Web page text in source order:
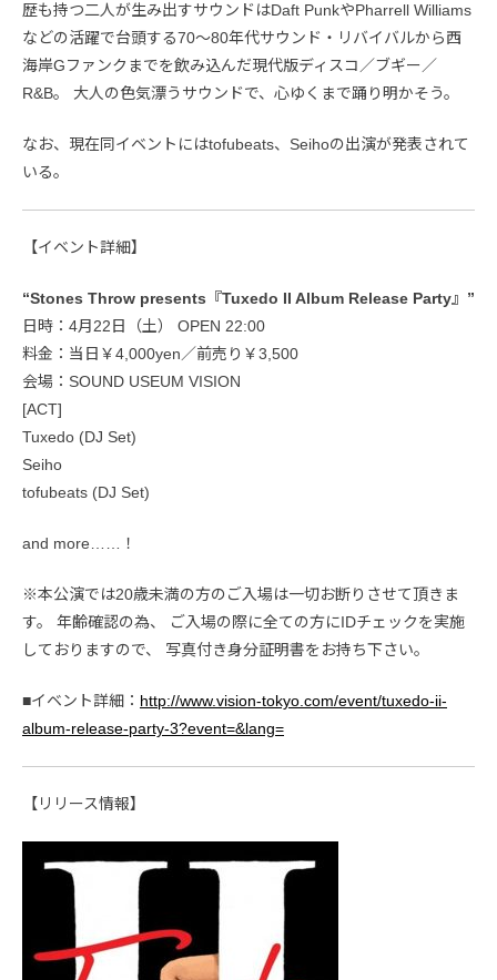
歴も持つ二人が生み出すサウンドはDaft PunkやPharrell Williams
などの活躍で台頭する70～80年代サウンド・リバイバルから西
海岸Gファンクまでを飲み込んだ現代版ディスコ／ブギー／
R&B。 大人の色気漂うサウンドで、心ゆくまで踊り明かそう。
なお、現在同イベントにはtofubeats、Seihoの出演が発表されて
いる。
【イベント詳細】
“Stones Throw presents『Tuxedo II Album Release Party』”
日時：4月22日（土） OPEN 22:00
料金：当日￥4,000yen／前売り￥3,500
会場：SOUND USEUM VISION
[ACT]
Tuxedo (DJ Set)
Seiho
tofubeats (DJ Set)
and more……！
※本公演では20歳未満の方のご入場は一切お断りさせて頂きま
す。 年齢確認の為、 ご入場の際に全ての方にIDチェックを実施
しておりますので、 写真付き身分証明書をお持ち下さい。
■イベント詳細： http://www.vision-tokyo.com/event/tuxedo-ii-
album-release-party-3?event=&lang=
【リリース情報】